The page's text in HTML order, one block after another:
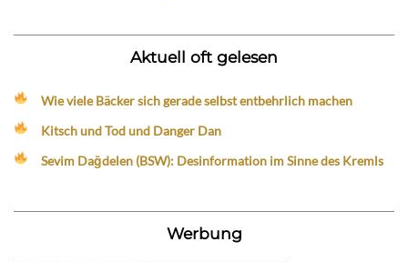
Aktuell oft gelesen
Wie viele Bäcker sich gerade selbst entbehrlich machen
Kitsch und Tod und Danger Dan
Sevim Dağdelen (BSW): Desinformation im Sinne des Kremls
Werbung